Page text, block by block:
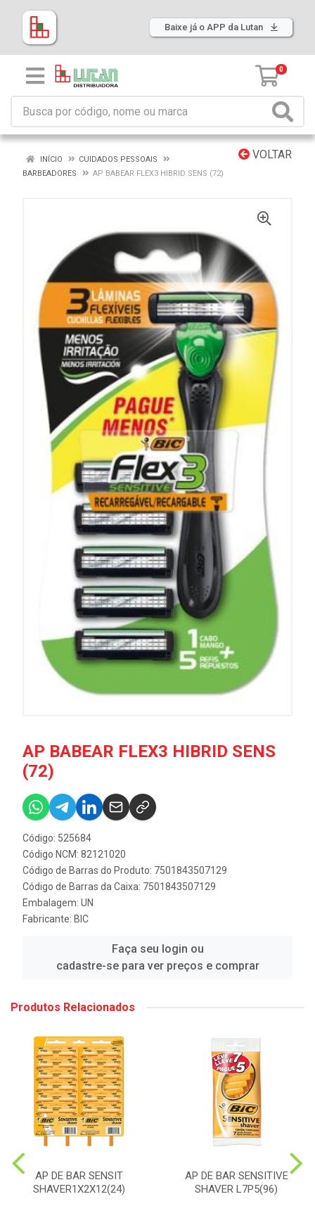
Baixe já o APP da Lutan
0
VOLTAR
INÍCIO
CUIDADOS PESSOAIS
BARBEADORES
AP BABEAR FLEX3 HIBRID SENS (72)
AP BABEAR FLEX3 HIBRID SENS
(72)
Código: 525684
Código NCM: 82121020
Código de Barras do Produto: 7501843507129
Código de Barras da Caixa: 7501843507129
Embalagem: UN
Fabricante: BIC
Faça seu login ou
cadastre-se para ver preços e comprar
Produtos Relacionados
AP DE BAR SENSIT
SHAVER1X2X12(24)
AP DE BAR SENSITIVE
SHAVER L7P5(96)